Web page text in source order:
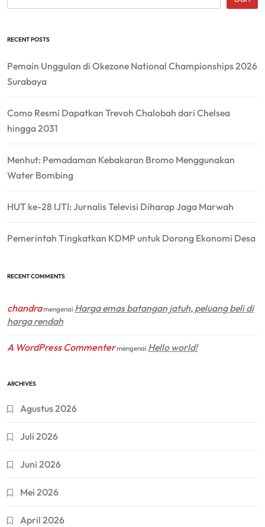
RECENT POSTS
Pemain Unggulan di Okezone National Championships 2026
Surabaya
Como Resmi Dapatkan Trevoh Chalobah dari Chelsea
hingga 2031
Menhut: Pemadaman Kebakaran Bromo Menggunakan
Water Bombing
HUT ke-28 IJTI: Jurnalis Televisi Diharap Jaga Marwah
Pemerintah Tingkatkan KDMP untuk Dorong Ekonomi Desa
RECENT COMMENTS
chandramengenai Harga emas batangan jatuh, peluang beli di
harga rendah
A WordPress Commentermengenai Hello world!
ARCHIVES
Agustus 2026
Juli 2026
Juni 2026
Mei 2026
April 2026